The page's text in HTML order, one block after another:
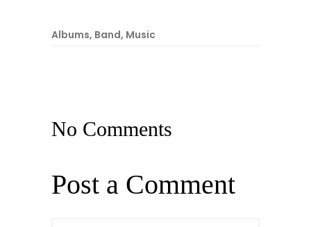
Albums, Band, Music
No Comments
Post a Comment